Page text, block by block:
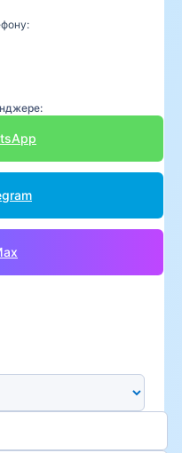
связи